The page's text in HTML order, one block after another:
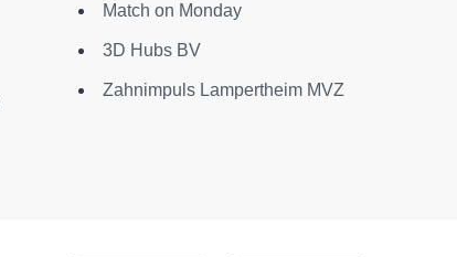
Match on Monday
3D Hubs BV
Zahnimpuls Lampertheim MVZ